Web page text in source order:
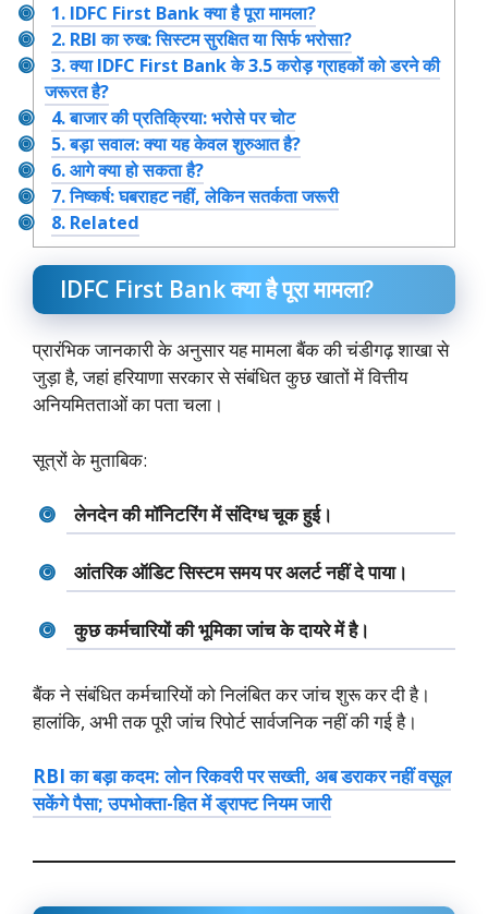
1.IDFC First Bank क्या है पूरा मामला?
2.RBI का रुख: सिस्टम सुरक्षित या सिर्फ भरोसा?
3.क्या IDFC First Bank के 3.5 करोड़ ग्राहकों को डरने की
जरूरत है?
4.बाजार की प्रतिक्रिया: भरोसे पर चोट
5.बड़ा सवाल: क्या यह केवल शुरुआत है?
6.आगे क्या हो सकता है?
7.निष्कर्ष: घबराहट नहीं, लेकिन सतर्कता जरूरी
8.Related
IDFC First Bank क्या है पूरा मामला?
प्रारंभिक जानकारी के अनुसार यह मामला बैंक की चंडीगढ़ शाखा से
जुड़ा है, जहां हरियाणा सरकार से संबंधित कुछ खातों में वित्तीय
अनियमितताओं का पता चला।
सूत्रों के मुताबिक:
लेनदेन की मॉनिटरिंग में संदिग्ध चूक हुई।
आंतरिक ऑडिट सिस्टम समय पर अलर्ट नहीं दे पाया।
कुछ कर्मचारियों की भूमिका जांच के दायरे में है।
बैंक ने संबंधित कर्मचारियों को निलंबित कर जांच शुरू कर दी है।
हालांकि, अभी तक पूरी जांच रिपोर्ट सार्वजनिक नहीं की गई है।
RBI का बड़ा कदम: लोन रिकवरी पर सख्ती, अब डराकर नहीं वसूल
सकेंगे पैसा; उपभोक्ता-हित में ड्राफ्ट नियम जारी